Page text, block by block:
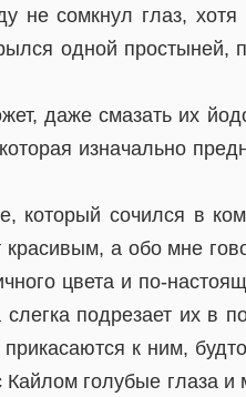
не сомкнул глаз, хотя
одной простыней,
даже смазать их
изначально
сочился в
а обо мне
цвета и по-
подрезает их в
к ним,
Кайлом голубые глаза и